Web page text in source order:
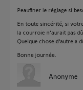
Peaufiner le réglage si
En toute sincérité, si
la courroie n'aurait pas dû
Quelque chose d'autre a
Bonne journée.
Anonyme